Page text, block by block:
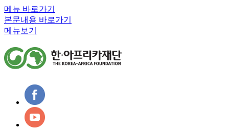
메뉴 바로가기
본문내용 바로가기
메뉴보기